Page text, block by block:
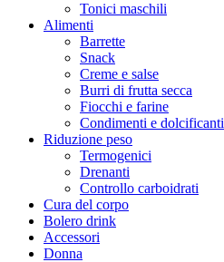
Tonici maschili
Alimenti
Barrette
Snack
Creme e salse
Burri di frutta secca
Fiocchi e farine
Condimenti e dolcificanti
Riduzione peso
Termogenici
Drenanti
Controllo carboidrati
Cura del corpo
Bolero drink
Accessori
Donna